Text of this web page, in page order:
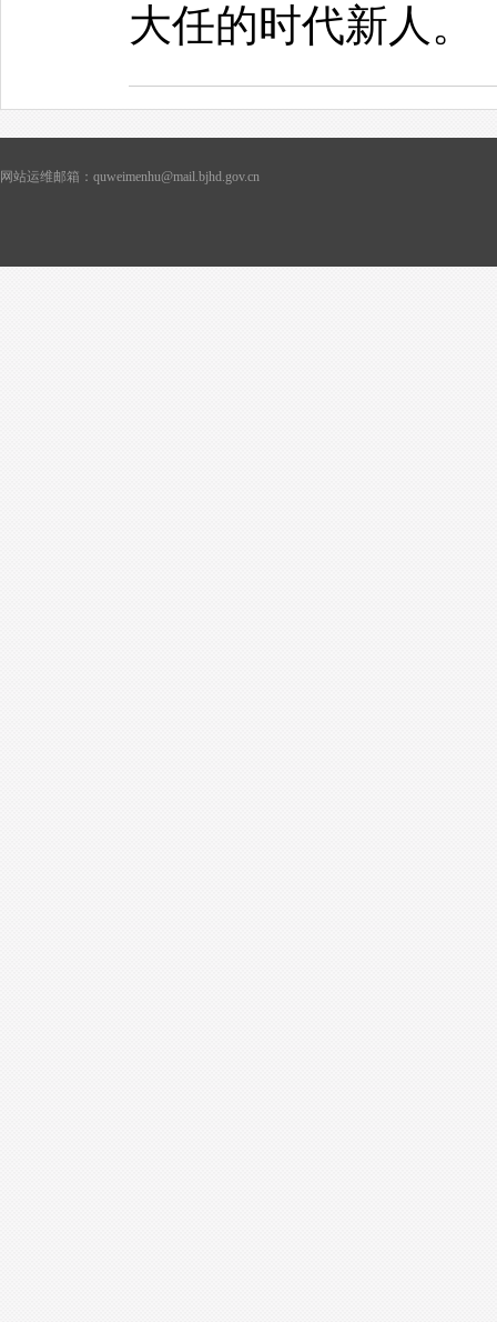
大任的时代新人。
网站运维邮箱：quweimenhu@mail.bjhd.gov.cn